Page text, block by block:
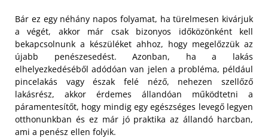
Bár ez egy néhány napos folyamat, ha türelmesen kivárjuk
a végét, akkor már csak bizonyos időközönként kell
bekapcsolnunk a készüléket ahhoz, hogy megelőzzük az
újabb penészesedést. Azonban, ha a lakás
elhelyezkedéséből adódóan van jelen a probléma, például
pincelakás vagy észak felé néző, nehezen szellőző
lakásrész, akkor érdemes állandóan működtetni a
páramentesítőt, hogy mindig egy egészséges levegő legyen
otthonunkban és ez már jó praktika az állandó harcban,
ami a penész ellen folyik.